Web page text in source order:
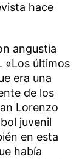
hace
angustia
«Los últimos
era una
de los
Lorenzo
juvenil
en esta
había